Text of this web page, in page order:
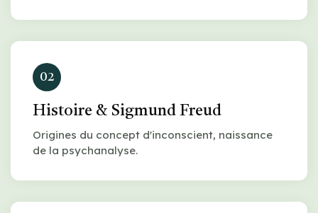
02
Histoire & Sigmund Freud
Origines du concept d'inconscient, naissance
de la psychanalyse.